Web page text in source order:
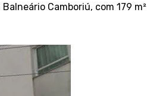
Camboriú, com 179 m²